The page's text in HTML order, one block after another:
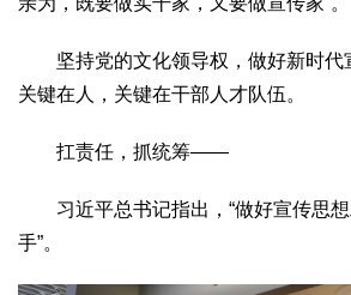
坚持党的文化领导权，做好新时代
关键在人，关键在干部人才队伍。
扛责任，抓统筹——
习近平总书记指出，“做好宣传思想
手”。